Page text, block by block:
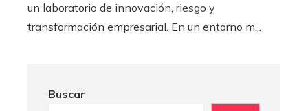
un laboratorio de innovación, riesgo y
transformación empresarial. En un entorno m...
Buscar